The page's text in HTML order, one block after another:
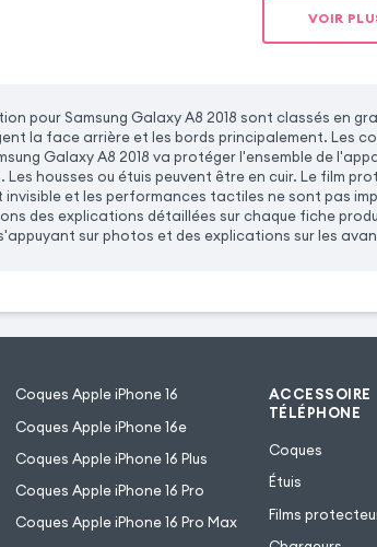
VOIR
pour Samsung Galaxy A8 2018 sont classés en
la face arrière et les bords principalement. Les
Galaxy A8 2018 va protéger l'ensemble de
housses ou étuis peuvent être en cuir. Le film
et les performances tactiles ne sont pas
des explications détaillées sur chaque fiche
sur photos et des explications sur les
Coques Apple iPhone 16
Coques Apple iPhone 16e
Coques Apple iPhone 16 Plus
Coques Apple iPhone 16 Pro
Coques Apple iPhone 16 Pro Max
ACCESSOIRE
TÉLÉPHONE
Coques
Étuis
Films